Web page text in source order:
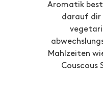
Aromatik
darauf dir
Mahlzeiten
Couscous